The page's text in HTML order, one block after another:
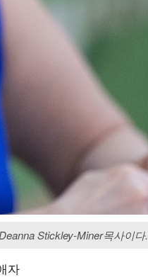
Stickley-Miner목사이다.
자